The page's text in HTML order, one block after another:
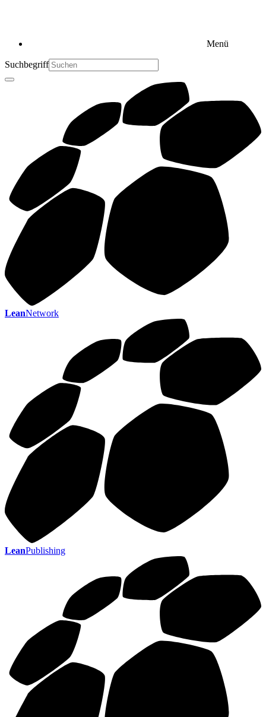
Menü
Suchbegriff
LeanNetwork
LeanPublishing